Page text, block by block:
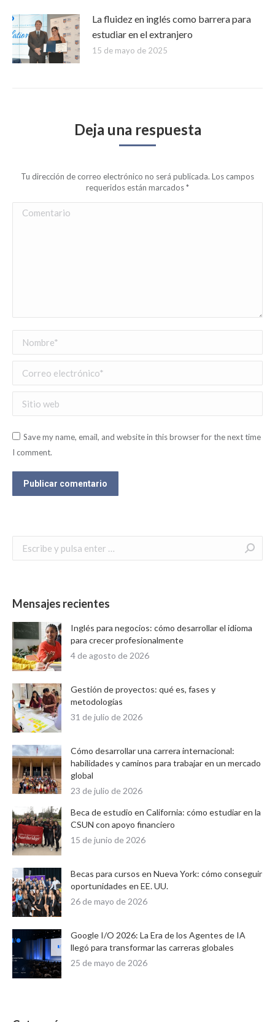
La fluidez en inglés como barrera para
estudiar en el extranjero
15 de mayo de 2025
Deja una respuesta
Tu dirección de correo electrónico no será publicada. Los campos
requeridos están marcados*
Comentario
Nombre *
Correo electrónico *
Sitio web
Save my name, email, and website in this browser for the next time
I comment.
Publicar comentario
Mensajes recientes
Inglés para negocios: cómo desarrollar el idioma
para crecer profesionalmente
4 de agosto de 2026
Gestión de proyectos: qué es, fases y
metodologías
31 de julio de 2026
Cómo desarrollar una carrera internacional:
habilidades y caminos para trabajar en un mercado
global
23 de julio de 2026
Beca de estudio en California: cómo estudiar en la
CSUN con apoyo financiero
15 de junio de 2026
Becas para cursos en Nueva York: cómo conseguir
oportunidades en EE. UU.
26 de mayo de 2026
Google I/O 2026: La Era de los Agentes de IA
llegó para transformar las carreras globales
25 de mayo de 2026